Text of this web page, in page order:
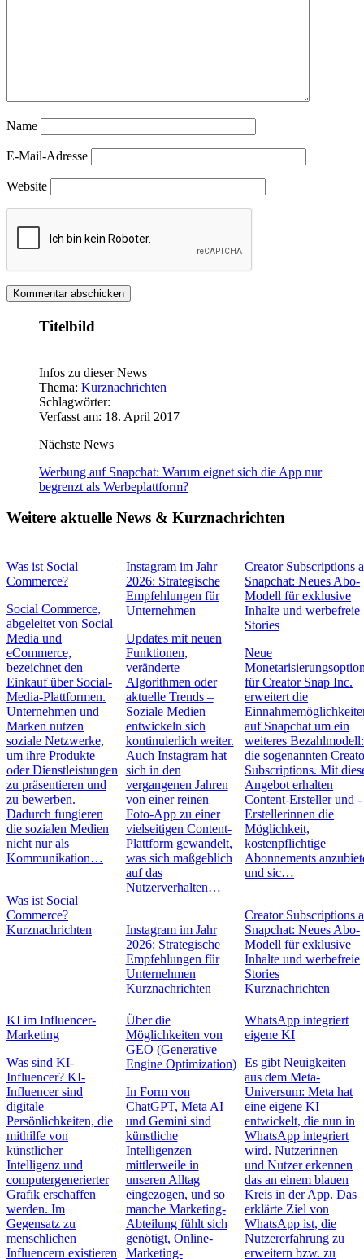
Name
E-Mail-Adresse
Website
Titelbild
Infos zu dieser News
Thema: Kurznachrichten
Schlagwörter:
Verfasst am: 18. April 2017
Nächste News
Werbung auf Snapchat: Warum eignet sich die App nur
begrenzt als Werbeplattform?
Weitere aktuelle News & Kurznachrichten
Was ist Social
Commerce?
Social Commerce,
abgeleitet von Social
Media und
eCommerce,
bezeichnet den
Einkauf über Social-
Media-Plattformen.
Unternehmen und
Marken nutzen
soziale Netzwerke,
um ihre Produkte
oder Dienstleistungen
zu präsentieren und
zu bewerben.
Dadurch fungieren
die sozialen Medien
nicht nur als
Kommunikation…
Was ist Social
Commerce?
Kurznachrichten
Instagram im Jahr
2026: Strategische
Empfehlungen für
Unternehmen
Updates mit neuen
Funktionen,
veränderte
Algorithmen oder
aktuelle Trends –
Soziale Medien
entwickeln sich
kontinuierlich weiter.
Auch Instagram hat
sich in den
vergangenen Jahren
von einer reinen
Foto-App zu einer
vielseitigen Content-
Plattform gewandelt,
was sich maßgeblich
auf das
Nutzerverhalten…
Instagram im Jahr
2026: Strategische
Empfehlungen für
Unternehmen
Kurznachrichten
Creator Subscriptions
Snapchat: Neues Abo-
Modell für exklusive
Inhalte und werbefreie
Stories
Neue
für Creator Snap Inc.
erweitert die
auf Snapchat um ein
weiteres Bezahlmodell:
die sogenannten
Subscriptions. Mit
Angebot erhalten
Content-Ersteller und -
Erstellerinnen die
Möglichkeit,
kostenpflichtige
Abonnements
und sic…
Creator Subscriptions
Snapchat: Neues Abo-
Modell für exklusive
Inhalte und werbefreie
Stories
Kurznachrichten
KI im Influencer-
Marketing
Was sind KI-
Influencer? KI-
Influencer sind
digitale
Persönlichkeiten, die
mithilfe von
künstlicher
Intelligenz und
computergenerierter
Grafik erschaffen
werden. Im
Gegensatz zu
menschlichen
Influencern existieren
Über die
Möglichkeiten von
GEO (Generative
Engine Optimization)
In Form von
ChatGPT, Meta AI
und Gemini sind
künstliche
Intelligenzen
mittlerweile in
unseren Alltag
eingezogen, und so
manche Marketing-
Abteilung fühlt sich
genötigt, Online-
Marketing-
WhatsApp integriert
eigene KI
Es gibt Neuigkeiten
aus dem Meta-
Universum: Meta hat
eine eigene KI
entwickelt, die nun in
WhatsApp integriert
wird. Nutzerinnen
und Nutzer erkennen
das an einem blauen
Kreis in der App. Das
erklärte Ziel von
WhatsApp ist, die
Nutzererfahrung zu
erweitern bzw. zu